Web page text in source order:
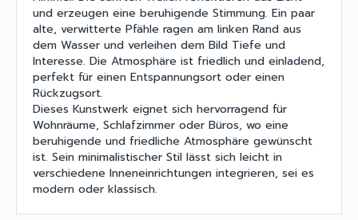
und erzeugen eine beruhigende Stimmung. Ein paar
alte, verwitterte Pfähle ragen am linken Rand aus
dem Wasser und verleihen dem Bild Tiefe und
Interesse. Die Atmosphäre ist friedlich und einladend,
perfekt für einen Entspannungsort oder einen
Rückzugsort.
Dieses Kunstwerk eignet sich hervorragend für
Wohnräume, Schlafzimmer oder Büros, wo eine
beruhigende und friedliche Atmosphäre gewünscht
ist. Sein minimalistischer Stil lässt sich leicht in
verschiedene Inneneinrichtungen integrieren, sei es
modern oder klassisch.